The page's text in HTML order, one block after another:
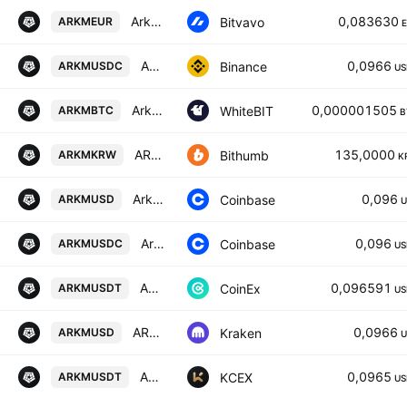
ARKMEUR Arkham / Euro Bitvavo 0,083630
ARKMUSDC ARKM / USD Coin Binance 0,0966
ARKMBTC Arkham / Bitcoin WhiteBIT 0,000001505
ARKMKRW ARKM / South Korean Won Bithumb 135,0000
ARKMUSD Arkham / US Dollar Coinbase 0,096
ARKMUSDC Arkham / USDC Coinbase 0,096
ARKMUSDT ARKHAM / TETHER CoinEx 0,096591
ARKMUSD ARKM / U. S. Dollar Kraken 0,0966
ARKMUSDT ARKHAM / USDT KCEX 0,0965